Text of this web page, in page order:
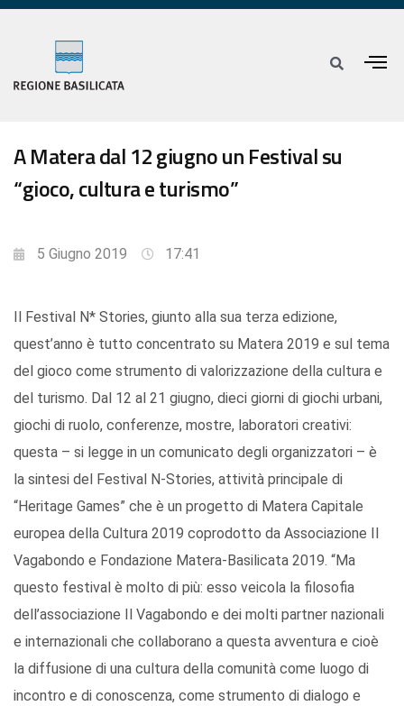
A Matera dal 12 giugno un Festival su
“gioco, cultura e turismo”
5 Giugno 2019 17:41
Il Festival N* Stories, giunto alla sua terza edizione,
quest’anno è tutto concentrato su Matera 2019 e sul tema
del gioco come strumento di valorizzazione della cultura e
del turismo. Dal 12 al 21 giugno, dieci giorni di giochi urbani,
giochi di ruolo, conferenze, mostre, laboratori creativi:
questa – si legge in un comunicato degli organizzatori – è
la sintesi del Festival N-Stories, attività principale di
“Heritage Games” che è un progetto di Matera Capitale
europea della Cultura 2019 coprodotto da Associazione Il
Vagabondo e Fondazione Matera-Basilicata 2019. “Ma
questo festival è molto di più: esso veicola la filosofia
dell’associazione Il Vagabondo e dei molti partner nazionali
e internazionali che collaborano a questa avventura e cioè
la diffusione di una cultura della comunità come luogo di
incontro e di conoscenza, come strumento di dialogo e